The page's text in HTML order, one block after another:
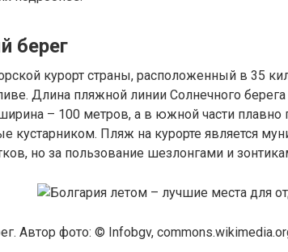
берег
курорт страны, расположенный в 35
Длина пляжной линии Солнечного берега
– 100 метров, а в южной части
кустарником. Пляж на курорте является
но за пользование шезлонгами и
Автор фото: © Infobgv,